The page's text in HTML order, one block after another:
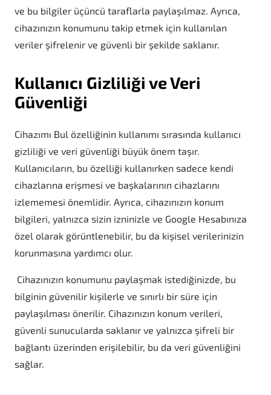
ve bu bilgiler üçüncü taraflarla paylaşılmaz. Ayrıca,
cihazınızın konumunu takip etmek için kullanılan
veriler şifrelenir ve güvenli bir şekilde saklanır.
Kullanıcı Gizliliği ve Veri
Güvenliği
Cihazımı Bul özelliğinin kullanımı sırasında kullanıcı
gizliliği ve veri güvenliği büyük önem taşır.
Kullanıcıların, bu özelliği kullanırken sadece kendi
cihazlarına erişmesi ve başkalarının cihazlarını
izlememesi önemlidir. Ayrıca, cihazınızın konum
bilgileri, yalnızca sizin izninizle ve Google Hesabınıza
özel olarak görüntlenebilir, bu da kişisel verilerinizin
korunmasına yardımcı olur.
Cihazınızın konumunu paylaşmak istediğinizde, bu
bilginin güvenilir kişilerle ve sınırlı bir süre için
paylaşılması önerilir. Cihazınızın konum verileri,
güvenli sunucularda saklanır ve yalnızca şifreli bir
bağlantı üzerinden erişilebilir, bu da veri güvenliğini
sağlar.